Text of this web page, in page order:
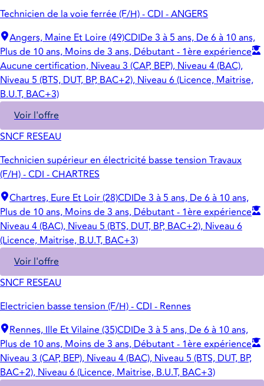
Technicien de la voie ferrée (F/H) - CDI - ANGERS
Angers, Maine Et Loire (49)CDIDe 3 à 5 ans, De 6 à 10 ans,
Plus de 10 ans, Moins de 3 ans, Débutant - 1ère expérience
Aucune certification, Niveau 3 (CAP, BEP), Niveau 4 (BAC),
Niveau 5 (BTS, DUT, BP, BAC+2), Niveau 6 (Licence, Maitrise,
B.U.T, BAC+3)
Voir l'offre
SNCF RESEAU
Technicien supérieur en électricité basse tension Travaux
(F/H) - CDI - CHARTRES
Chartres, Eure Et Loir (28)CDIDe 3 à 5 ans, De 6 à 10 ans,
Plus de 10 ans, Moins de 3 ans, Débutant - 1ère expérience
Niveau 4 (BAC), Niveau 5 (BTS, DUT, BP, BAC+2), Niveau 6
(Licence, Maitrise, B.U.T, BAC+3)
Voir l'offre
SNCF RESEAU
Electricien basse tension (F/H) - CDI - Rennes
Rennes, Ille Et Vilaine (35)CDIDe 3 à 5 ans, De 6 à 10 ans,
Plus de 10 ans, Moins de 3 ans, Débutant - 1ère expérience
Niveau 3 (CAP, BEP), Niveau 4 (BAC), Niveau 5 (BTS, DUT, BP,
BAC+2), Niveau 6 (Licence, Maitrise, B.U.T, BAC+3)